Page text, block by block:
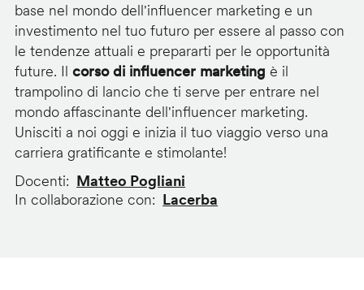
base nel mondo dell'influencer marketing e un
investimento nel tuo futuro per essere al passo con
le tendenze attuali e prepararti per le opportunità
future. Il corso di influencer marketing è il
trampolino di lancio che ti serve per entrare nel
mondo affascinante dell'influencer marketing.
Unisciti a noi oggi e inizia il tuo viaggio verso una
carriera gratificante e stimolante!
Docenti
Matteo Pogliani
In collaborazione con
Lacerba